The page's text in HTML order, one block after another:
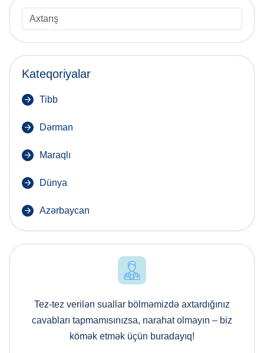
Kateqoriyalar
Tibb
Dərman
Maraqlı
Dünya
Azərbaycan
Tez-tez verilən suallar bölməmizdə axtardığınız
cavabları tapmamısınızsa, narahat olmayın – biz
kömək etmək üçün buradayıq!